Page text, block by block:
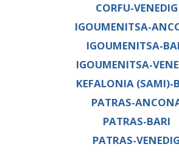
CORFU-VENEDIG
IGOUMENITSA-
IGOUMENITSA-
IGOUMENITSA-
KEFALONIA (SAMI)-
PATRAS-
PATRAS-BARI
PATRAS-VENEDIG